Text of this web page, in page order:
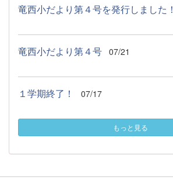
竜西小だより第４号を発行しました！
竜西小だより第４号 07/21
１学期終了！ 07/17
もっと見る